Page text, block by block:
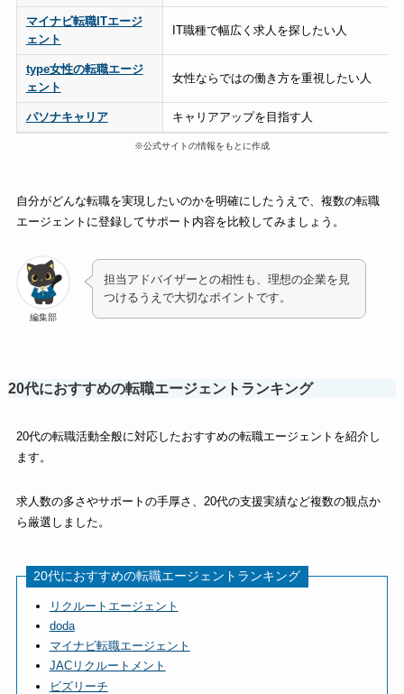
マイナビ転職ITエージ
ェント
IT職種で幅広く求人を探したい人
type女性の転職エージ
ェント
女性ならではの働き方を重視したい人
パソナキャリア キャリアアップを目指す人
※公式サイトの情報をもとに作成
自分がどんな転職を実現したいのかを明確にしたうえで、複数の転職
エージェントに登録してサポート内容を比較してみましょう。
編集部
担当アドバイザーとの相性も、理想の企業を見
つけるうえで大切なポイントです。
20代におすすめの転職エージェントランキング
20代の転職活動全般に対応したおすすめの転職エージェントを紹介し
ます。
求人数の多さやサポートの手厚さ、20代の支援実績など複数の観点か
ら厳選しました。
20代におすすめの転職エージェントランキング
リクルートエージェント
doda
マイナビ転職エージェント
JACリクルートメント
ビズリーチ